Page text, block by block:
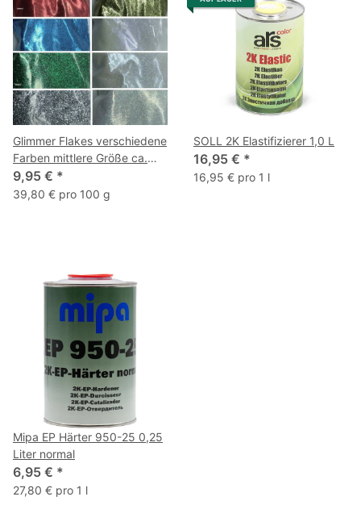
Glimmer Flakes verschiedene
Farben mittlere Größe ca.
25g
9,95 € *
39,80 € pro 100 g
SOLL 2K Elastifizierer 1,0 L
16,95 € *
16,95 € pro 1 l
Mipa EP Härter 950-25 0,25
Liter normal
6,95 € *
27,80 € pro 1 l